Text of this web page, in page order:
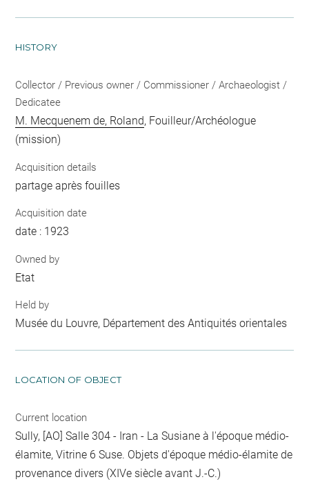
HISTORY
Collector / Previous owner / Commissioner / Archaeologist /
Dedicatee
M. Mecquenem de, Roland, Fouilleur/Archéologue
(mission)
Acquisition details
partage après fouilles
Acquisition date
date : 1923
Owned by
Etat
Held by
Musée du Louvre, Département des Antiquités orientales
LOCATION OF OBJECT
Current location
Sully, [AO] Salle 304 - Iran - La Susiane à l'époque médio-
élamite, Vitrine 6 Suse. Objets d'époque médio-élamite de
provenance divers (XIVe siècle avant J.-C.)